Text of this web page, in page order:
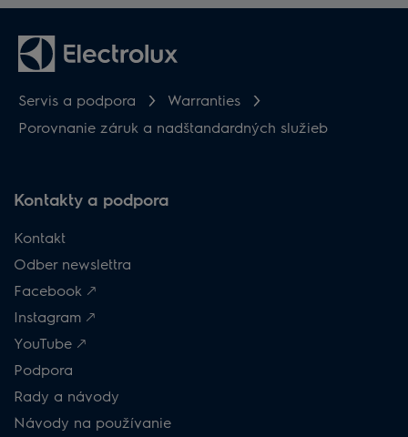
Servis a podpora
Warranties
Porovnanie záruk a nadštandardných služieb
Kontakty a podpora
Kontakt
Odber newslettra
Facebook 🡕
Instagram 🡕
YouTube 🡕
Podpora
Rady a návody
Návody na používanie